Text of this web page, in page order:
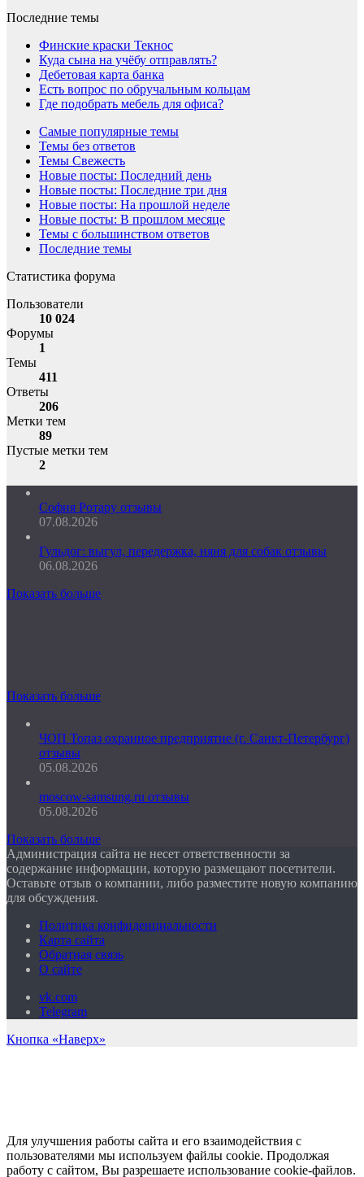
Последние темы
Финские краски Текнос
Куда сына на учёбу отправлять?
Дебетовая карта банка
Есть вопрос по обручальным кольцам
Где подобрать мебель для офиса?
Самые популярные темы
Темы без ответов
Темы Свежесть
Новые посты: Последний день
Новые посты: Последние три дня
Новые посты: На прошлой неделе
Новые посты: В прошлом месяце
Темы с большинством ответов
Последние темы
Статистика форума
Пользователи
10 024
Форумы
1
Темы
411
Ответы
206
Метки тем
89
Пустые метки тем
2
София Ротару отзывы
07.08.2026
Гульдог: выгул, передержка, няня для собак отзывы
06.08.2026
Показать больше
Показать больше
ЧОП Топаз охранное предприятие (г. Санкт-Петербург)
отзывы
05.08.2026
moscow-samsung.ru отзывы
05.08.2026
Показать больше
Администрация сайта не несет ответственности за
содержание информации, которую размещают посетители.
Оставьте отзыв о компании, либо разместите новую компанию
для обсуждения.
Политика конфиденциальности
Карта сайта
Обратная связь
О сайте
vk.com
Telegram
Кнопка «Наверх»
Для улучшения работы сайта и его взаимодействия с
пользователями мы используем файлы cookie. Продолжая
работу с сайтом, Вы разрешаете использование cookie-файлов.